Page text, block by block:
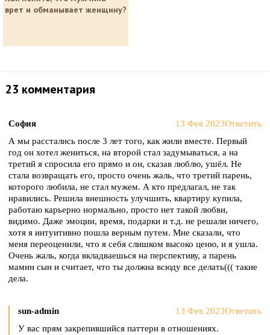
врет и обманывает женщину?
23 комментария
София 13 Фев 2023Ответить
А мы расстались после 3 лет того, как жили вместе. Первый
год он хотел жениться, на второй стал задумываться, а на
третий я спросила его прямо и он, сказав люблю, ушёл. Не
стала возвращать его, просто очень жаль, что третий парень,
которого любила, не стал мужем. А кто предлагал, не так
нравились. Решила внешность улучшить, квартиру купила,
работаю карьерно нормально, просто нет такой любви,
видимо. Даже эмоции, время, подарки и т.д. не решали ничего,
хотя я интуитивно пошла верным путем. Мне сказали, что
меня переоценили, что я себя слишком высоко ценю, и я ушла.
Очень жаль, когда вкладваешься на перспективу, а парень
мамин сын и считает, что ты должна всюду все делать((( такие
дела.
sun-admin 13 Фев 2023Ответить
У вас прям закрепившийся паттерн в отношениях.